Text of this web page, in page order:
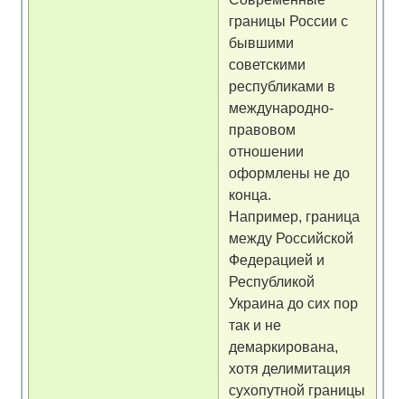
границы России с
бывшими
советскими
республиками в
международно-
правовом
отношении
оформлены не до
конца.
Например, граница
между Российской
Федерацией и
Республикой
Украина до сих пор
так и не
демаркирована,
хотя делимитация
сухопутной границы